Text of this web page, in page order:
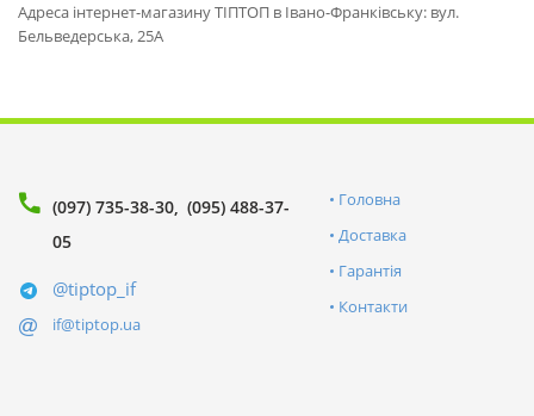
Адреса інтернет-магазину ТІПТОП в Івано-Франківську: вул.
Бельведерська, 25А
(097) 735-38-30 (095) 488-37-
05
@tiptop_if
if@tiptop.ua
Головна
Доставка
Гарантія
Контакти